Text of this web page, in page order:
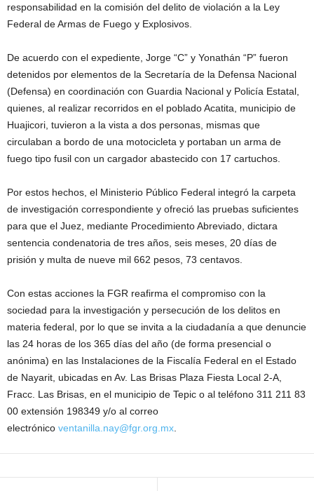
responsabilidad en la comisión del delito de violación a la Ley
Federal de Armas de Fuego y Explosivos.
De acuerdo con el expediente, Jorge “C” y Yonathán “P” fueron
detenidos por elementos de la Secretaría de la Defensa Nacional
(Defensa) en coordinación con Guardia Nacional y Policía Estatal,
quienes, al realizar recorridos en el poblado Acatita, municipio de
Huajicori, tuvieron a la vista a dos personas, mismas que
circulaban a bordo de una motocicleta y portaban un arma de
fuego tipo fusil con un cargador abastecido con 17 cartuchos.
Por estos hechos, el Ministerio Público Federal integró la carpeta
de investigación correspondiente y ofreció las pruebas suficientes
para que el Juez, mediante Procedimiento Abreviado, dictara
sentencia condenatoria de tres años, seis meses, 20 días de
prisión y multa de nueve mil 662 pesos, 73 centavos.
Con estas acciones la FGR reafirma el compromiso con la
sociedad para la investigación y persecución de los delitos en
materia federal, por lo que se invita a la ciudadanía a que denuncie
las 24 horas de los 365 días del año (de forma presencial o
anónima) en las Instalaciones de la Fiscalía Federal en el Estado
de Nayarit, ubicadas en Av. Las Brisas Plaza Fiesta Local 2-A,
Fracc. Las Brisas, en el municipio de Tepic o al teléfono 311 211 83
00 extensión 198349 y/o al correo
electrónico ventanilla.nay@fgr.org.mx